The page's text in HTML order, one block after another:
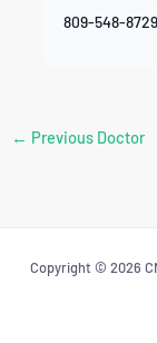
809-548-8729
← Previous Doctor
Copyright © 2026